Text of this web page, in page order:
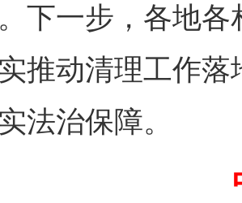
下一步，各地
推动清理工作
法治保障。